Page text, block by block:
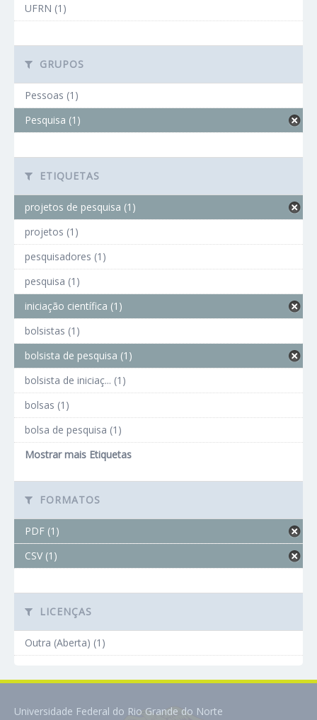
UFRN (1)
GRUPOS
Pessoas (1)
Pesquisa (1)
ETIQUETAS
projetos de pesquisa (1)
projetos (1)
pesquisadores (1)
pesquisa (1)
iniciação científica (1)
bolsistas (1)
bolsista de pesquisa (1)
bolsista de iniciaç... (1)
bolsas (1)
bolsa de pesquisa (1)
Mostrar mais Etiquetas
FORMATOS
PDF (1)
CSV (1)
LICENÇAS
Outra (Aberta) (1)
Universidade Federal do Rio Grande do Norte